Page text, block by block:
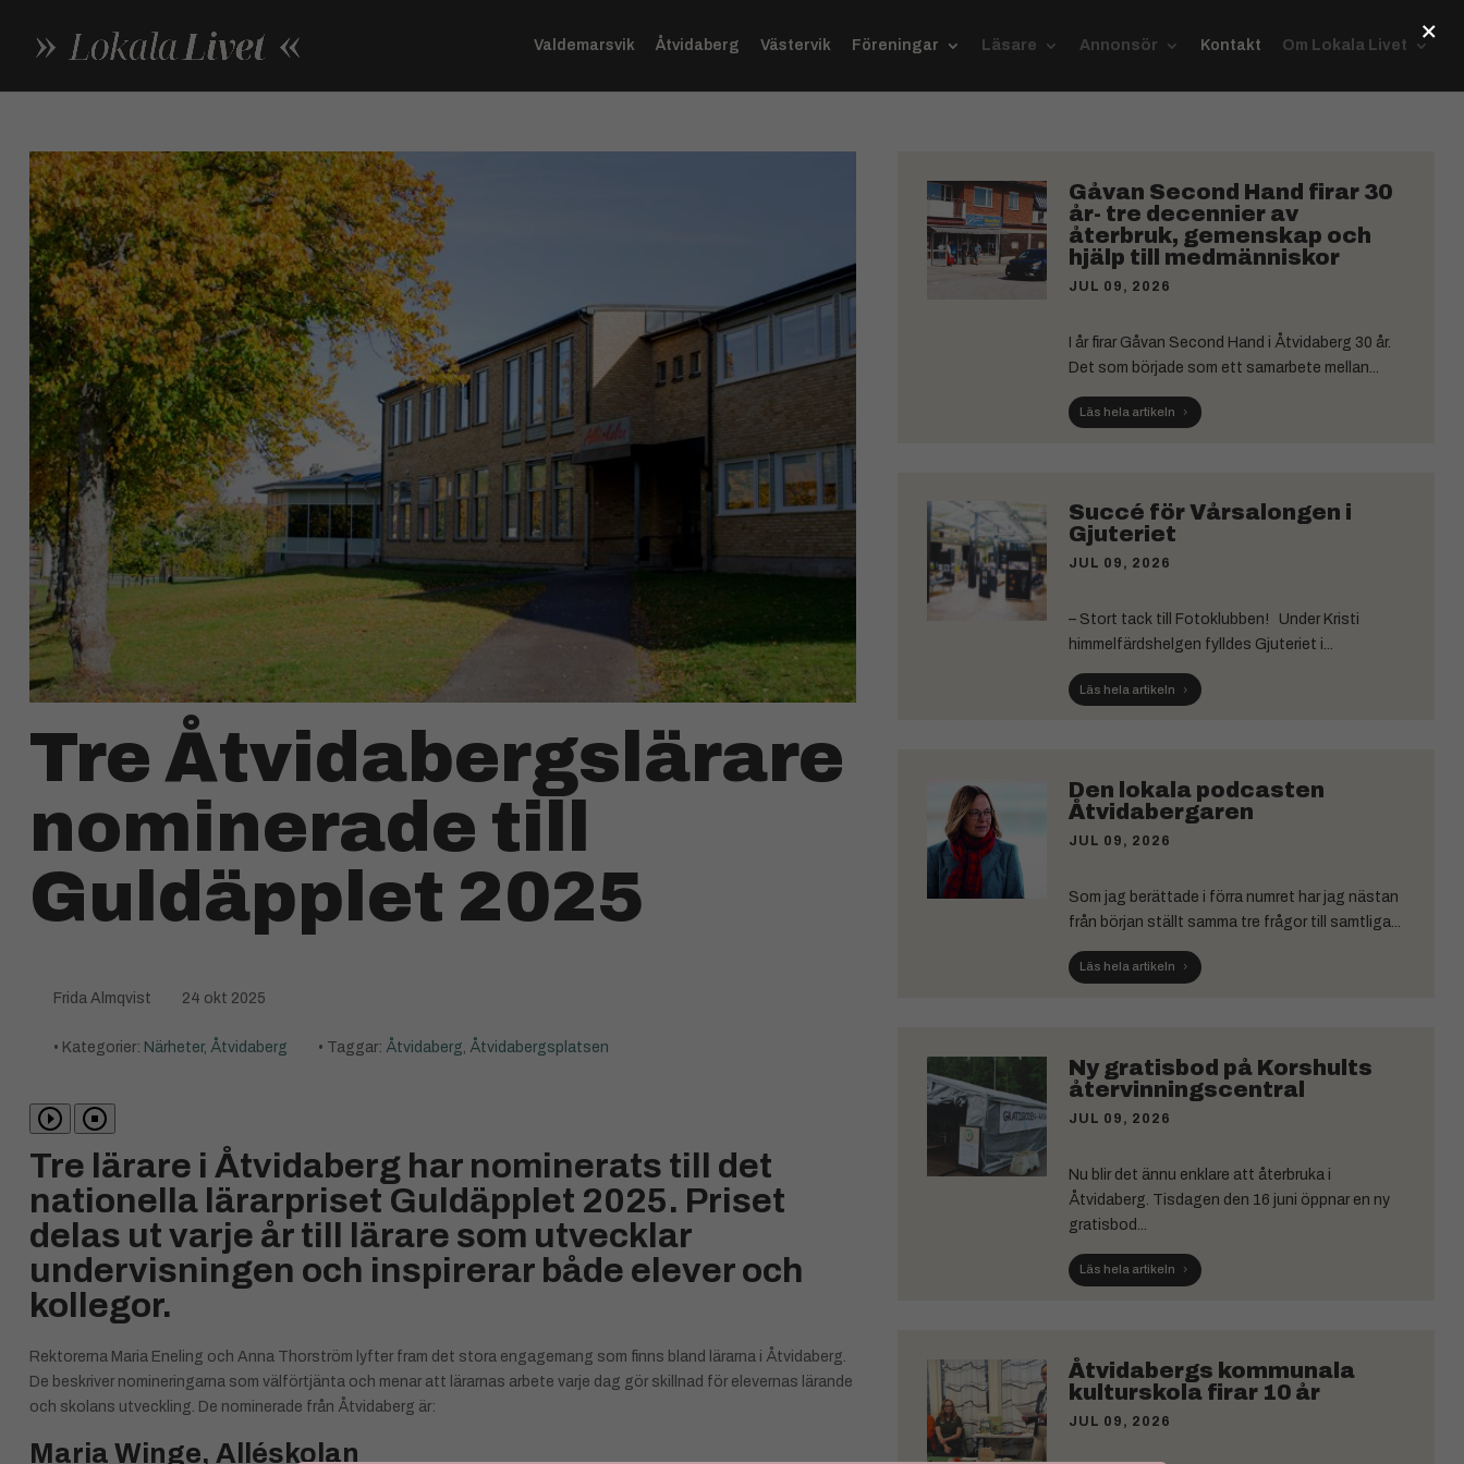
Valdemarsvik Åtvidaberg Västervik Föreningar Läsare Annonsör Kontakt Om Lokala Livet
Tre Åtvidabergslärare
nominerade till
Guldäpplet 2025
Frida Almqvist 24 okt 2025
• Kategorier: Närheter, Åtvidaberg • Taggar: Åtvidaberg Åtvidabergsplatsen
Tre lärare i Åtvidaberg har nominerats till det
nationella lärarpriset Guldäpplet 2025. Priset
delas ut varje år till lärare som utvecklar
undervisningen och inspirerar både elever och
kollegor.
Rektorerna Maria Eneling och Anna Thorström lyfter fram det stora engagemang som finns bland lärarna i Åtvidaberg.
De beskriver nomineringarna som välförtjänta och menar att lärarnas arbete varje dag gör skillnad för elevernas lärande
och skolans utveckling. De nominerade från Åtvidaberg är:
Maria Winge, Alléskolan
Gåvan Second Hand firar 30
år- tre decennier av
återbruk, gemenskap och
hjälp till medmänniskor
JUL 09, 2026
I år firar Gåvan Second Hand i Åtvidaberg 30 år.
Det som började som ett samarbete mellan...
Läs hela artikeln
Succé för Vårsalongen i
Gjuteriet
JUL 09, 2026
– Stort tack till Fotoklubben! Under Kristi
himmelfärdshelgen fylldes Gjuteriet i...
Läs hela artikeln
Den lokala podcasten
Åtvidabergaren
JUL 09, 2026
Som jag berättade i förra numret har jag nästan
från början ställt samma tre frågor till samtliga...
Läs hela artikeln
Ny gratisbod på Korshults
återvinningscentral
JUL 09, 2026
Nu blir det ännu enklare att återbruka i
Åtvidaberg. Tisdagen den 16 juni öppnar en ny
gratisbod...
Läs hela artikeln
Åtvidabergs kommunala
kulturskola firar 10 år
JUL 09, 2026
×